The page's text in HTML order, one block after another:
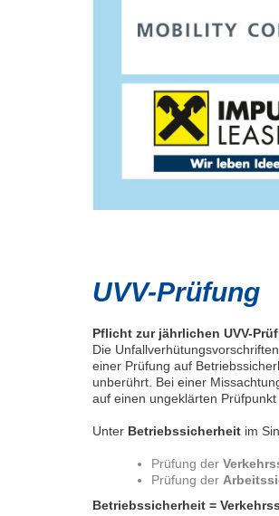
UVV-Prüfung
Pflicht zur jährlichen UVV-
Die
einer Prüfung auf
unberührt. Bei einer
auf einen ungeklärten
Unter Betriebssicherheit im
Prüfung der
Prüfung der
Betriebssicherheit =